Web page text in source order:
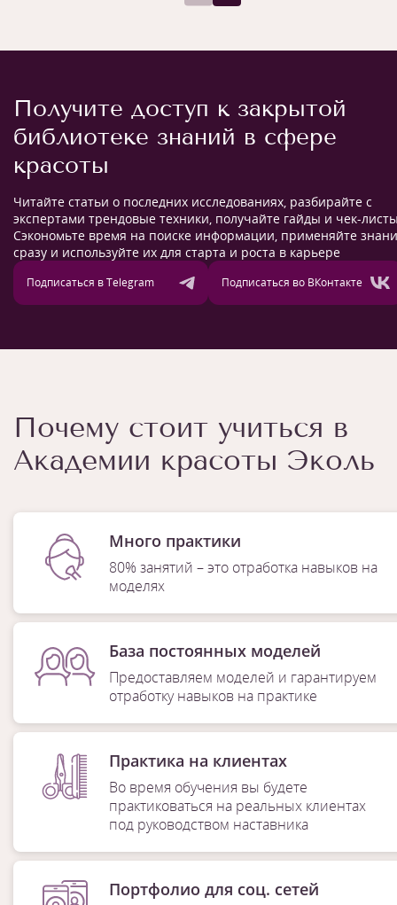
Получите доступ к закрытой
библиотеке знаний в сфере
красоты
Читайте статьи о последних исследованиях, разбирайте с
экспертами трендовые техники, получайте гайды и чек-
Сэкономьте время на поиске информации, применяйте
сразу и используйте их для старта и роста в карьере
Подписаться в Telegram Подписаться во ВКонтакте
Почему стоит учиться в
Академии красоты Эколь
Много практики
80% занятий – это отработка навыков на
моделях
База постоянных моделей
Предоставляем моделей и гарантируем
отработку навыков на практике
Практика на клиентах
Во время обучения вы будете
практиковаться на реальных клиентах
под руководством наставника
Портфолио для соц. сетей